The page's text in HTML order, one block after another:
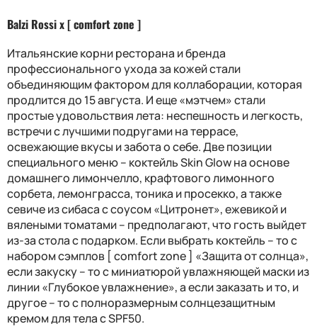
Balzi Rossi x [ comfort zone ]
Итальянские корни ресторана и бренда
профессионального ухода за кожей стали
объединяющим фактором для коллаборации, которая
продлится до 15 августа. И еще «мэтчем» стали
простые удовольствия лета: неспешность и легкость,
встречи с лучшими подругами на террасе,
освежающие вкусы и забота о себе. Две позиции
специального меню – коктейльSkin Glowна основе
домашнего лимончелло, крафтового лимонного
сорбета, лемонграсса, тоника и просекко, а также
севиче из сибаса с соусом «Цитронет», ежевикой и
вялеными томатами – предполагают, что гость выйдет
из-за стола с подарком. Если выбрать коктейль – то с
набором сэмплов [comfort zone] «Защита от солнца»,
если закуску – то с миниатюрой увлажняющей маски из
линии «Глубокое увлажнение», а если заказать и то, и
другое – то с полноразмерным солнцезащитным
кремом для тела сSPF50.